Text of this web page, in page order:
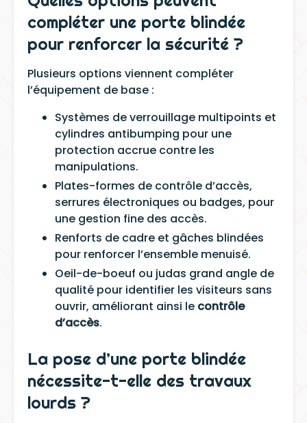
compléter une porte blindée
pour renforcer la sécurité ?
Plusieurs options viennent compléter
l’équipement de base :
Systèmes de verrouillage multipoints et
cylindres antibumping pour une
protection accrue contre les
manipulations.
Plates-formes de contrôle d’accès,
serrures électroniques ou badges, pour
une gestion fine des accès.
Renforts de cadre et gâches blindées
pour renforcer l’ensemble menuisé.
Oeil-de-boeuf ou judas grand angle de
qualité pour identifier les visiteurs sans
ouvrir, améliorant ainsi le contrôle
d’accès.
La pose d’une porte blindée
nécessite-t-elle des travaux
lourds ?